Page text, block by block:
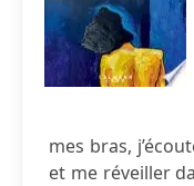
mes bras,
et me réveiller